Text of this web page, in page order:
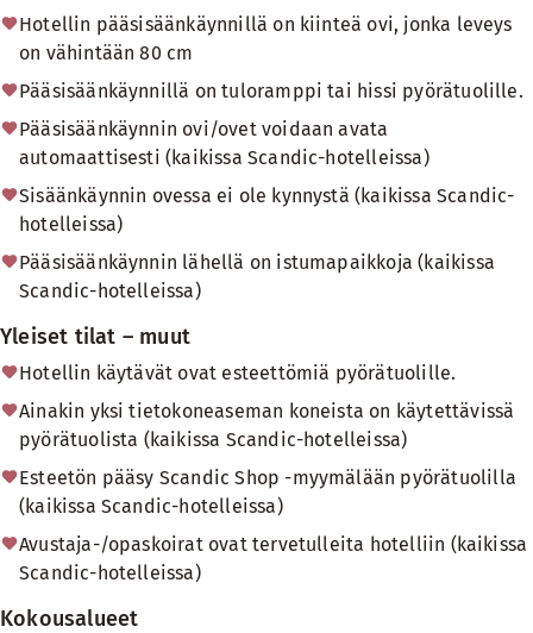
Hotellin pääsisäänkäynnillä on kiinteä ovi, jonka leveys
on vähintään 80 cm
Pääsisäänkäynnillä on tuloramppi tai hissi pyörätuolille.
Pääsisäänkäynnin ovi/ovet voidaan avata
automaattisesti (kaikissa Scandic-hotelleissa)
Sisäänkäynnin ovessa ei ole kynnystä (kaikissa Scandic-
hotelleissa)
Pääsisäänkäynnin lähellä on istumapaikkoja (kaikissa
Scandic-hotelleissa)
Yleiset tilat – muut
Hotellin käytävät ovat esteettömiä pyörätuolille.
Ainakin yksi tietokoneaseman koneista on käytettävissä
pyörätuolista (kaikissa Scandic-hotelleissa)
Esteetön pääsy Scandic Shop -myymälään pyörätuolilla
(kaikissa Scandic-hotelleissa)
Avustaja-/opaskoirat ovat tervetulleita hotelliin (kaikissa
Scandic-hotelleissa)
Kokousalueet